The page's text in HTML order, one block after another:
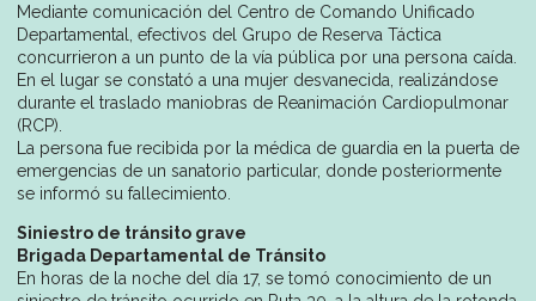
Mediante comunicación del Centro de Comando Unificado
Departamental, efectivos del Grupo de Reserva Táctica
concurrieron a un punto de la vía pública por una persona caída.
En el lugar se constató a una mujer desvanecida, realizándose
durante el traslado maniobras de Reanimación Cardiopulmonar
(RCP).
La persona fue recibida por la médica de guardia en la puerta de
emergencias de un sanatorio particular, donde posteriormente
se informó su fallecimiento.
Siniestro de tránsito grave
Brigada Departamental de Tránsito
En horas de la noche del día 17, se tomó conocimiento de un